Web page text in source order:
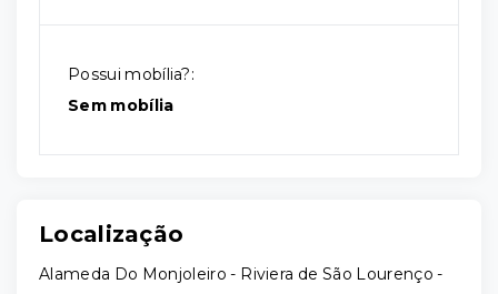
Possui mobília?:
Sem mobília
Localização
Alameda Do Monjoleiro - Riviera de São Lourenço -